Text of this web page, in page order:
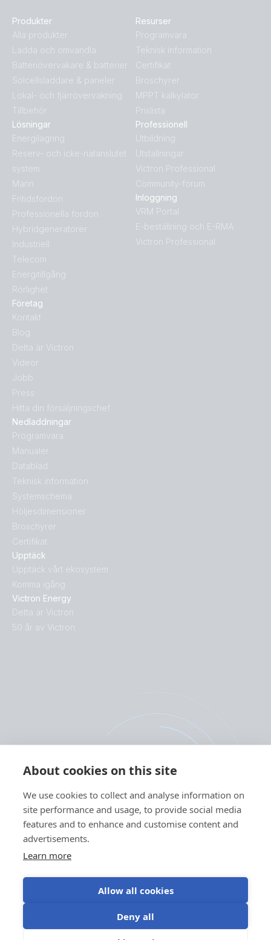
About cookies on this site
We use cookies to collect and analyse information on
site performance and usage, to provide social media
features and to enhance and customise content and
advertisements.
Learn more
Allow all cookies
Deny all
Produkter
Alla produkter
Ladda och omvandla
Batteriövervakare & batterier
Solcellsladdare & paneler
Lokal- och fjärrövervakning
Tillbehör
Upptäck
Upptäck vårt ekosystem
Komma igång
Victron Energy
Detta är Victron
50 år av Victron
Nedladdningar
Programvara
Manualer
Datablad
Teknisk information
Systemschema
Höljesdimensioner
Broschyrer
Certifikat
Lösningar
Energilagring
Reserv- och icke-nätanslutet
system
Marin
Fritidsfordon
Professionella fordon
Hybridgeneratorer
Industriell
Telecom
Energitillgång
Rörlighet
Företag
Kontakt
Blog
Detta är Victron
Videor
Jobb
Press
Hitta din försäljningschef
Resurser
Programvara
Teknisk information
Certifikat
Broschyrer
MPPT kalkylator
Prislista
Professionell
Utbildning
Utställningar
Victron Professional
Community-forum
Inloggning
VRM Portal
E-beställning och E-RMA
Victron Professional